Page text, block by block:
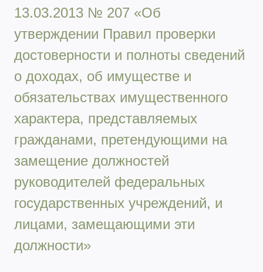
13.03.2013 № 207 «Об
утверждении Правил проверки
достоверности и полноты сведений
о доходах, об имуществе и
обязательствах имущественного
характера, представляемых
гражданами, претендующими на
замещение должностей
руководителей федеральных
государственных учреждений, и
лицами, замещающими эти
должности»